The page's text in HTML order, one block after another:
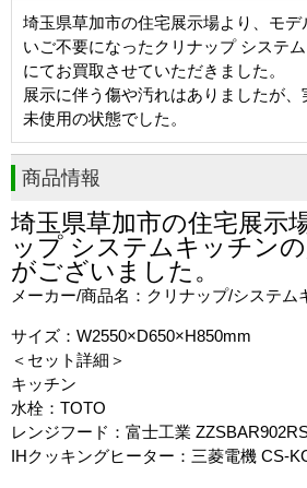
埼玉県草加市の住宅展示場より、モ
いご不要になったクリナップ システ
にてお買取させていただきました。
展示に伴う傷や汚れはありましたが
未使用の状態でした。
商品情報
埼玉県草加市の住宅展示
ップ システムキッチン
がございました。
メーカー/商品名：クリナップ/システム
サイズ：W2550×D650×H850mm
＜セット詳細＞
キッチン
水栓：TOTO
レンジフード：富士工業
IHクッキングヒーター：三菱電機 CS-